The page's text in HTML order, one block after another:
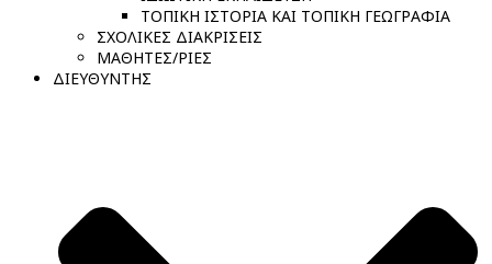
ΤΟΠΙΚΗ ΙΣΤΟΡΙΑ ΚΑΙ ΤΟΠΙΚΗ ΓΕΩΓΡΑΦΙΑ
ΣΧΟΛΙΚΕΣ ΔΙΑΚΡΙΣΕΙΣ
ΜΑΘΗΤΕΣ/ΡΙΕΣ
ΔΙΕΥΘΥΝΤΗΣ